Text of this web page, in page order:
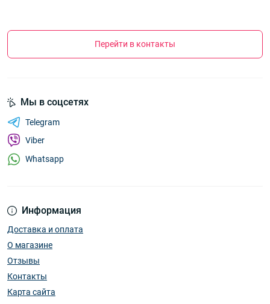
Перейти в контакты
Информация
Доставка и оплата
О магазине
Отзывы
Контакты
Карта сайта
Мы в соцсетях
Telegram
Viber
Whatsapp